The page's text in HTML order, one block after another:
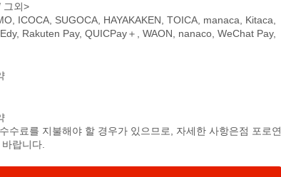
그외>
ICOCA, SUGOCA, HAYAKAKEN, TOICA, manaca, Kitaca,
Rakuten Pay, QUICPay＋, WAON, nanaco, WeChat Pay,
수료를 지불해야 할 경우가 있으므로, 자세한 사항은점 포로연
랍니다.